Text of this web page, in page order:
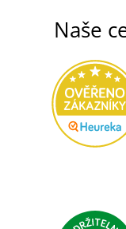
Naše